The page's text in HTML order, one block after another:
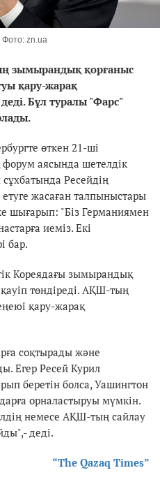
Фото: zn.ua
зымырандық қорғаныс
қару-жарақ
Бұл туралы "Фарс"
өткен 21-ші
аясында шетелдік
Ресейдің
жасаған талпыныстары
шығарып: "Біз Германиямен
иеміз. Екі
бар.
Кореядағы зымырандық
төндіреді. АҚШ-тың
қару-жарақ
соқтырады және
Егер Ресей Курил
беретін болса, Уашингтон
орналастыруы мүмкін.
немесе АҚШ-тың сайлау
деді.
“The Qazaq Times”